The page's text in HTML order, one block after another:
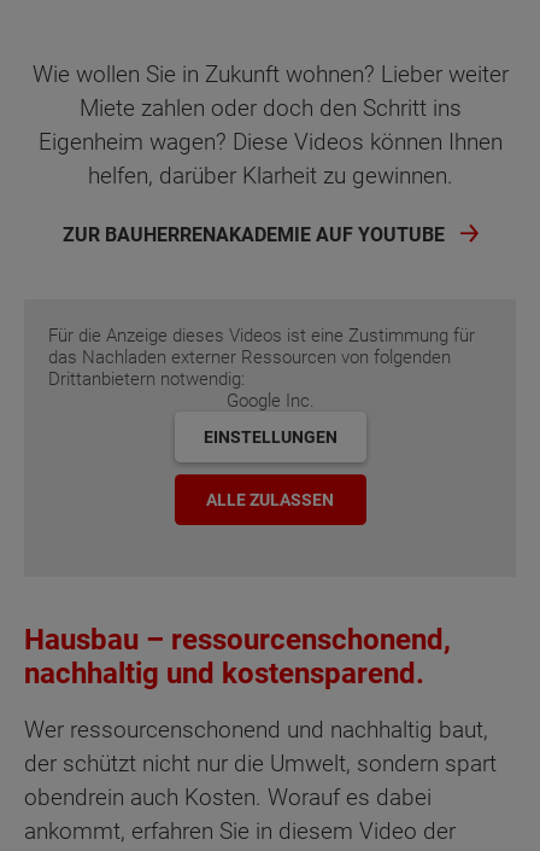
Wie wollen Sie in Zukunft wohnen? Lieber weiter
Miete zahlen oder doch den Schritt ins
Eigenheim wagen? Diese Videos können Ihnen
helfen, darüber Klarheit zu gewinnen.
ZUR BAUHERRENAKADEMIE AUF YOUTUBE
Für die Anzeige dieses Videos ist eine Zustimmung für
das Nachladen externer Ressourcen von folgenden
Drittanbietern notwendig:
Google Inc.
EINSTELLUNGEN
ALLE ZULASSEN
Hausbau – ressourcenschonend,
nachhaltig und kostensparend.
Wer ressourcenschonend und nachhaltig baut,
der schützt nicht nur die Umwelt, sondern spart
obendrein auch Kosten. Worauf es dabei
ankommt, erfahren Sie in diesem Video der